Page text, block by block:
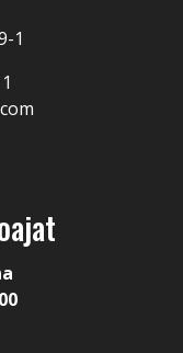
1